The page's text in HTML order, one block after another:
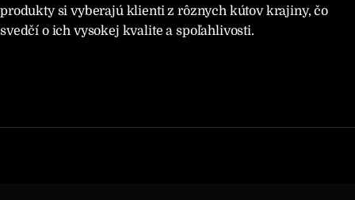
produkty si vyberajú klienti z rôznych kútov krajiny, čo
svedčí o ich vysokej kvalite a spoľahlivosti.